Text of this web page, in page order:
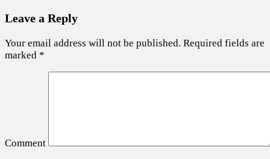
Leave a Reply
Your email address will not be published. Required fields are
marked *
Comment